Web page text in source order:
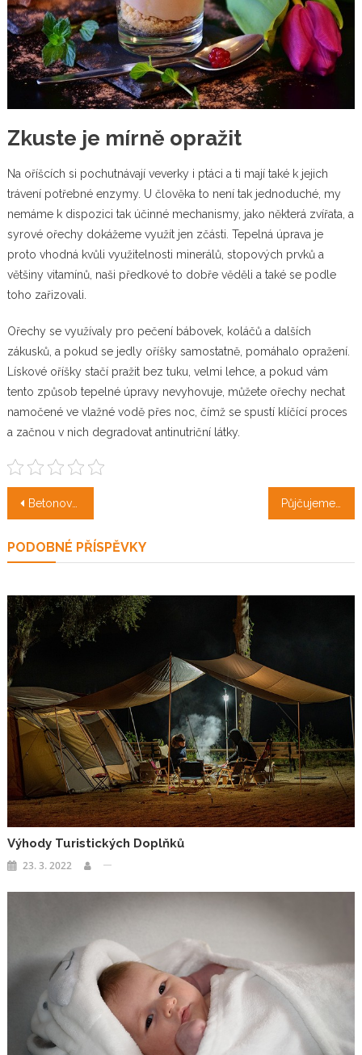
Zkuste je mírně opražit
Na oříšcích si pochutnávají veverky i ptáci a ti mají také k jejich
trávení potřebné enzymy. U člověka to není tak jednoduché, my
nemáme k dispozici tak účinné mechanismy, jako některá zvířata, a
syrové ořechy dokážeme využít jen zčásti. Tepelná úprava je
proto vhodná kvůli využitelnosti minerálů, stopových prvků a
většiny vitamínů, naši předkové to dobře věděli a také se podle
toho zařizovali.
Ořechy se využívaly pro pečení bábovek, koláčů a dalších
zákusků, a pokud se jedly oříšky samostatně, pomáhalo opražení.
Lískové oříšky stačí pražit bez tuku, velmi lehce, a pokud vám
tento způsob tepelné úpravy nevyhovuje, můžete ořechy nechat
namočené ve vlažné vodě přes noc, čímž se spustí klíčící proces
a začnou v nich degradovat antinutriční látky.
Navigace
příspěvek
Betonový plot je skvělá volba Půjčujeme si karavan na dovolenou
PODOBNÉ PŘÍSPĚVKY
Výhody Turistických Doplňků
23. 3. 2022